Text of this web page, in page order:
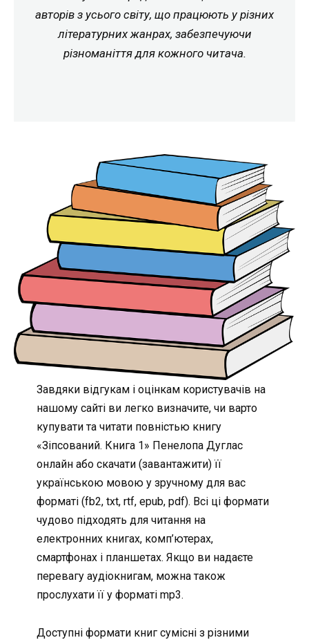
авторів з усього світу, що працюють у різних
літературних жанрах, забезпечуючи
різноманіття для кожного читача.
Завдяки відгукам і оцінкам користувачів на
нашому сайті ви легко визначите, чи варто
купувати та читати повністью книгу
«Зіпсований. Книга 1» Пенелопа Дуглас
онлайн або скачати (завантажити) її
українською мовою у зручному для вас
форматі (fb2, txt, rtf, epub, pdf). Всі ці формати
чудово підходять для читання на
електронних книгах, комп’ютерах,
смартфонах і планшетах. Якщо ви надаєте
перевагу аудіокнигам, можна також
прослухати її у форматі mp3.
Доступні формати книг сумісні з різними